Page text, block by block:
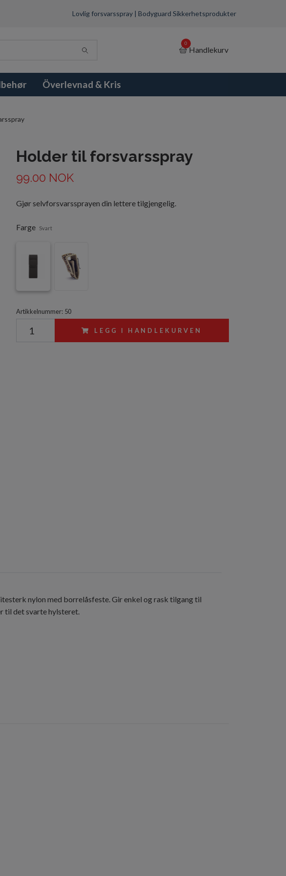
Lovlig forsvarsspray | Bodyguard Sikkerhetsprodukter
0
Handlekurv
Överlevnad & Kris
Holder til forsvarsspray
99.00 NOK
Gjør selvforsvarssprayen din lettere tilgjengelig.
Farge Svart
Artikkelnummer: 50
LEGG I HANDLEKURVEN
nylon med borrelåsfeste. Gir enkel og rask tilgang til
til det svarte hylsteret.